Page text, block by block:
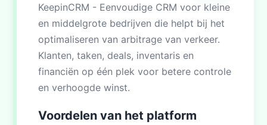
KeepinCRM - Eenvoudige CRM voor kleine
en middelgrote bedrijven die helpt bij het
optimaliseren van arbitrage van verkeer.
Klanten, taken, deals, inventaris en
financiën op één plek voor betere controle
en verhoogde winst.
Voordelen van het platform